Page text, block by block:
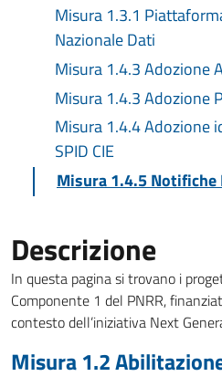
Misura 1.3.1
Nazionale Dati
Misura 1.4.3 Adozione
Misura 1.4.3 Adozione
Misura 1.4.4 Adozione
SPID CIE
Misura 1.4.5
Descrizione
In questa pagina si trovano i
Componente 1 del PNRR,
contesto dell’iniziativa Next
Misura 1.2